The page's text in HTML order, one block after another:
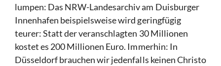
lumpen: Das NRW-Landesarchiv am Duisburger
Innenhafen beispielsweise wird geringfügig
teurer: Statt der veranschlagten 30 Millionen
kostet es 200 Millionen Euro. Immerhin: In
Düsseldorf brauchen wir jedenfalls keinen Christo